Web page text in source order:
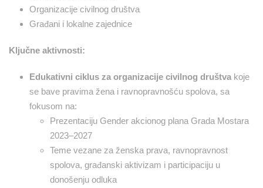
Organizacije civilnog društva
Građani i lokalne zajednice
Ključne aktivnosti:
Edukativni ciklus za organizacije civilnog društva koje
se bave pravima žena i ravnopravnošću spolova, sa
fokusom na:
Prezentaciju Gender akcionog plana Grada Mostara
2023–2027
Teme vezane za ženska prava, ravnopravnost
spolova, građanski aktivizam i participaciju u
donošenju odluka